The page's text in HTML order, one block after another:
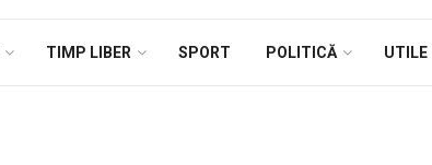
TIMP LIBER SPORT POLITICĂ UTILE